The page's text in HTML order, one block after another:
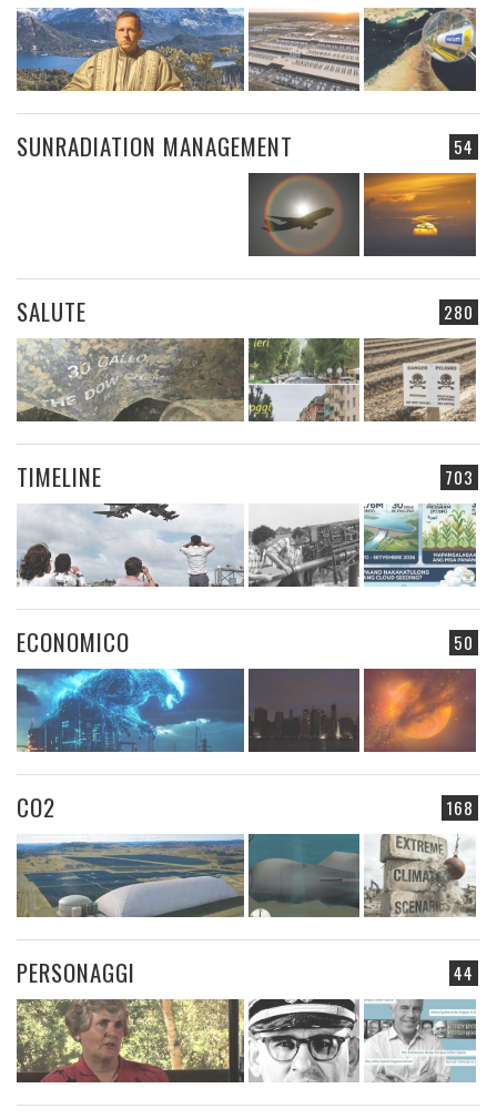
54
SUNRADIATION MANAGEMENT
280
SALUTE
703
TIMELINE
50
ECONOMICO
168
CO2
44
PERSONAGGI